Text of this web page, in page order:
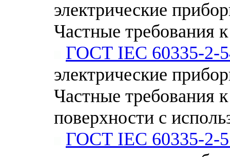
электрические
Частные требования
ГОСТ IEC 60335-2-
электрические
Частные требования
поверхности с
ГОСТ IEC 60335-2-